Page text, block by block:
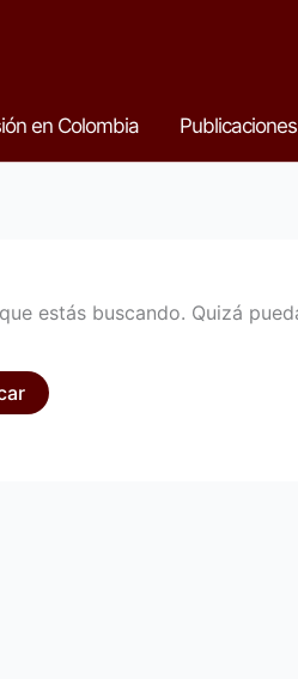
en Colombia Publicaciones
estás buscando. Quizá